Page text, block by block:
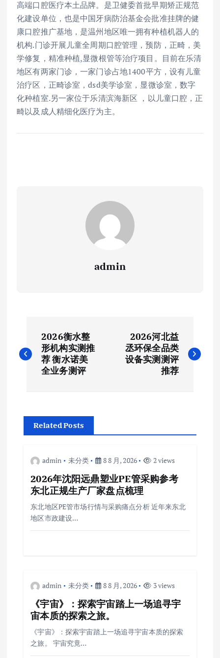
高端口腔医疗本土品牌。是卫健委首批早期矫正规范
化建设单位，也是中国牙病防治基金会批准挂牌的健
康口腔推广基地，是温州地区唯一拥有种植机器人的
机构.门诊开展儿童全周期口腔管理，预防，正畸，美
学修复，精准种植,显微根管等治疗项目。目前在乐清
地区有两家门诊，一家门诊占地1400平方，设有儿童
治疗区，正畸诊室，dsd美学诊室，显微诊室，数字
化种植室.另一家位于乐清滨海新区 ，以儿童口腔，正
畸以及成人精细化医疗为主。
admin
章
2026衡水整
形机构实测推
荐 衡水诺美
全业务测评
2026河北益
丞环保全品类
设备实测测评
推荐
Related Posts
admin 未分类 8 8 月, 2026 2 views
2026年沈阳远鼎塑业PE管采购参考
东北正规生产厂家盘点梳理
东北地区PE管市场行情与采购痛点分析 近年来东北
地区市政建设…
admin 未分类 8 8 月, 2026 3 views
《宇宙》：探索宇宙踏上一场追寻宇
宙本质的探索之旅。
《宇宙》：探索宇宙踏上一场追寻宇宙本质的探索
之旅。 宇宙究竟…